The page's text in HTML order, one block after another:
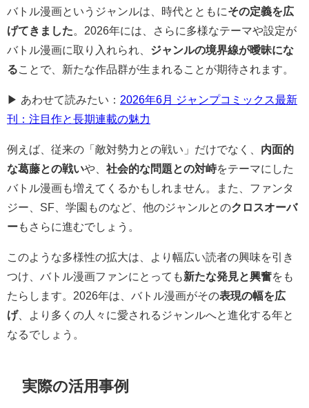
バトル漫画というジャンルは、時代とともにその定義を広
げてきました 。2026年には、さらに多様なテーマや設定が
バトル漫画に取り入れられ、 ジャンルの境界線が曖昧にな
る ことで、新たな作品群が生まれることが期待されます。
▶ あわせて読みたい： 2026年6月 ジャンプコミックス最新
刊：注目作と長期連載の魅力
例えば、従来の「敵対勢力との戦い」だけでなく、 内面的
な葛藤との戦いや、 社会的な問題との対峙をテーマにした
バトル漫画も増えてくるかもしれません。また、ファンタ
ジー、SF、学園ものなど、他のジャンルとのクロスオーバ
ーもさらに進むでしょう。
このような多様性の拡大は、より幅広い読者の興味を引き
つけ、バトル漫画ファンにとっても新たな発見と興奮をも
たらします。2026年は、バトル漫画がその表現の幅を広
げ、より多くの人々に愛されるジャンルへと進化する年と
なるでしょう。
実際の活用事例